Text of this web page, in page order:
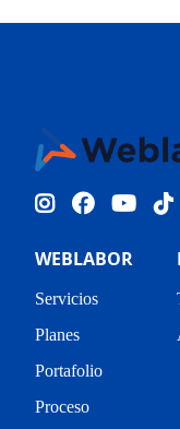
WEBLABOR
Servicios
Planes
Portafolio
Proceso